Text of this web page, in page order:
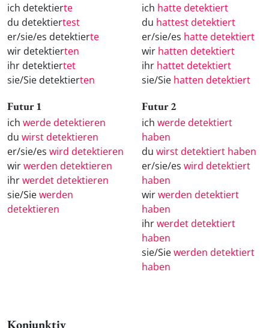
ich detektierte
du detektiertest
er/sie/es detektierte
wir detektierten
ihr detektiertet
sie/Sie detektierten
ich hatte detektiert
du hattest detektiert
er/sie/es hatte detektiert
wir hatten detektiert
ihr hattet detektiert
sie/Sie hatten detektiert
Futur 1
ich werde detektieren
du wirst detektieren
er/sie/es wird detektieren
wirwerden detektieren
ihrwerdet detektieren
sie/Siewerden
detektieren
Futur 2
ich werde detektiert
haben
du wirst detektiert haben
er/sie/es wird detektiert
haben
wirwerden detektiert
haben
ihrwerdet detektiert
haben
sie/Siewerden detektiert
haben
Konjunktiv